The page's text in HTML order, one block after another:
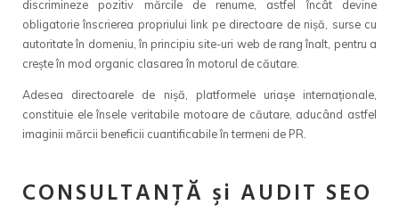
discrimineze pozitiv mărcile de renume, astfel încât devine
obligatorie înscrierea propriului link pe directoare de nișă, surse cu
autoritate în domeniu, în principiu site-uri web de rang înalt, pentru a
crește în mod organic clasarea în motorul de căutare.
Adesea directoarele de nișă, platformele uriașe internaționale,
constituie ele însele veritabile motoare de căutare, aducând astfel
imaginii mărcii beneficii cuantificabile în termeni de PR.
CONSULTANŢĂ şi AUDIT SEO